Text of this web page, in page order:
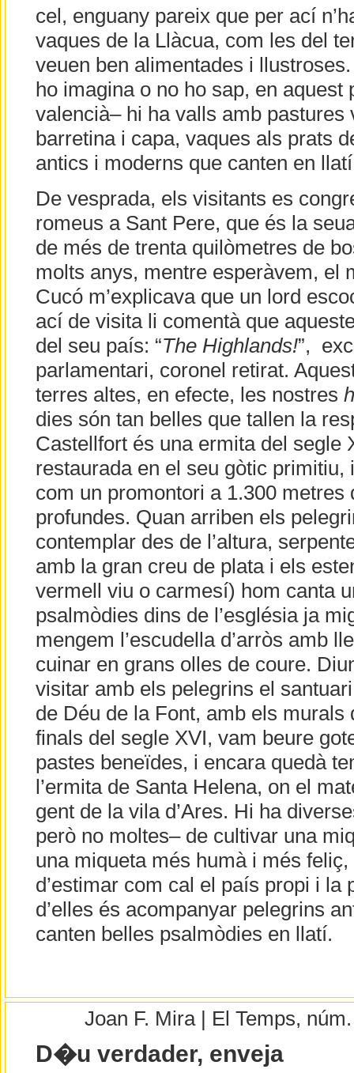
cel, enguany pareix que per ací
vaques de la Llàcua, com les del
veuen ben alimentades i
ho imagina o no ho sap, en aquest
valencià– hi ha valls amb pastures
barretina i capa, vaques als prats
antics i moderns que canten en
De vesprada, els visitants es
romeus a Sant Pere, que és la
de més de trenta quilòmetres de
molts anys, mentre esperàvem, el
Cucó m’explicava que un lord
ací de visita li comentà que
del seu país: “The Highlands!”,
parlamentari, coronel retirat.
terres altes, en efecte, les nostres
dies són tan belles que tallen la
Castellfort és una ermita del segle
restaurada en el seu gòtic primitiu,
com un promontori a 1.300 metres
profundes. Quan arriben els
contemplar des de l’altura,
amb la gran creu de plata i els
vermell viu o carmesí) hom canta
psalmòdies dins de l’església ja
mengem l’escudella d’arròs amb
cuinar en grans olles de coure.
visitar amb els pelegrins el
de Déu de la Font, amb els murals
finals del segle XVI, vam beure
pastes beneïdes, i encara quedà
l’ermita de Santa Helena, on el
gent de la vila d’Ares. Hi ha
però no moltes– de cultivar una
una miqueta més humà i més
d’estimar com cal el país propi i la
d’elles és acompanyar pelegrins
canten belles psalmòdies en llatí.
Joan F. Mira | El Temps,
D�u verdader, enveja